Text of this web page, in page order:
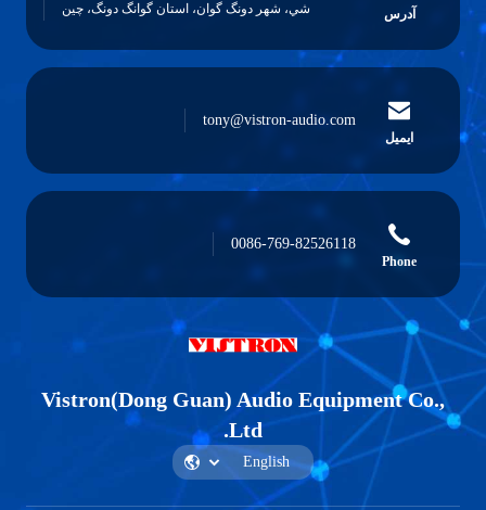
آدرس
شي، شهر دونگ گوان، استان گوانگ دونگ، چين
ایمیل
tony@vistron-audio.com
Phone
0086-769-82526118
Vistron(Dong Guan) Audio Equipment Co.,
Ltd.